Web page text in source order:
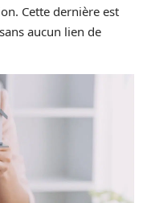
Cette dernière est
aucun lien de